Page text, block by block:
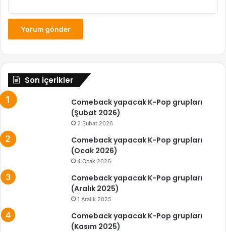
Son içerikler
Comeback yapacak K-Pop grupları
(Şubat 2026)
2 Şubat 2026
Comeback yapacak K-Pop grupları
(Ocak 2026)
4 Ocak 2026
Comeback yapacak K-Pop grupları
(Aralık 2025)
1 Aralık 2025
Comeback yapacak K-Pop grupları
(Kasım 2025)